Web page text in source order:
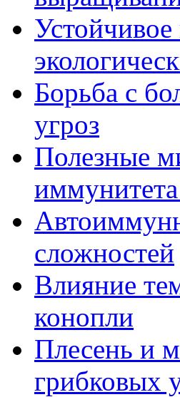
Борьба с
угроз
Полезные
сложностей
Влияние
конопли
Плесень и
грибковых